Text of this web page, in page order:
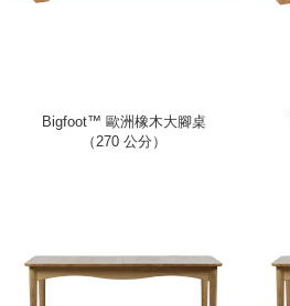
Bigfoot™ 歐洲橡木大腳桌
（270 公分）